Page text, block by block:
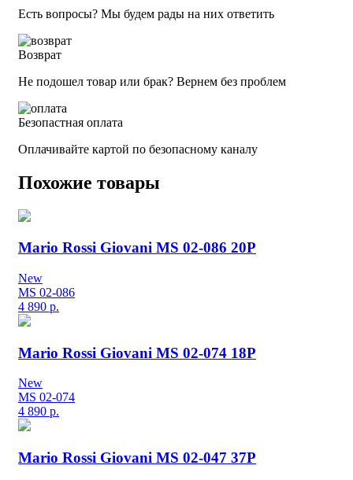
Есть вопросы? Мы будем рады на них ответить
Возврат
Не подошел товар или брак? Вернем без проблем
Безопастная оплата
Оплачивайте картой по безопасному каналу
Похожие товары
Mario Rossi Giovani MS 02-086 20P
New
MS 02-086
4 890 р.
Mario Rossi Giovani MS 02-074 18P
New
MS 02-074
4 890 р.
Mario Rossi Giovani MS 02-047 37P